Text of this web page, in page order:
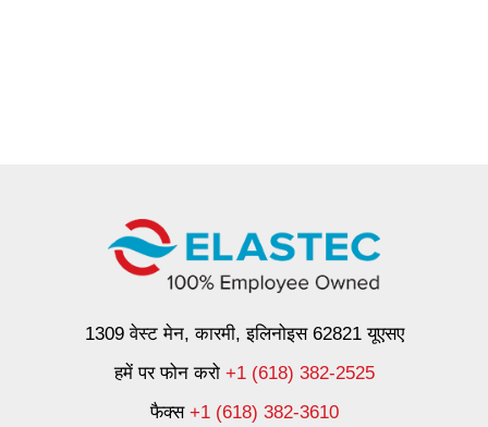
1309 वेस्ट मेन, कारमी, इलिनोइस 62821 यूएसए
हमें पर फोन करो +1 (618) 382-2525
फैक्स +1 (618) 382-3610